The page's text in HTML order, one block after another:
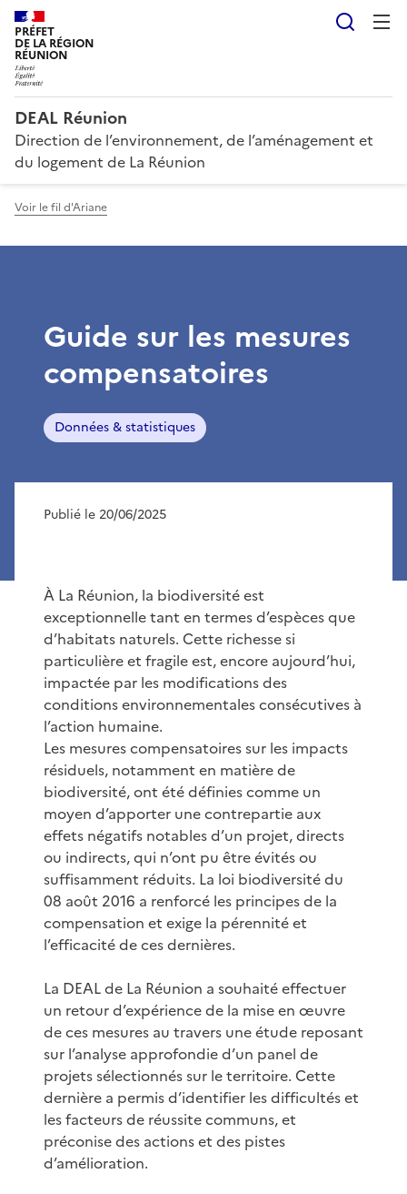
PRÉFET
DE LA RÉGION
RÉUNION
DEAL Réunion
Direction de l’environnement, de l’aménagement et
du logement de La Réunion
Voir le fil d'Ariane
Guide sur les mesures
compensatoires
Données & statistiques
Publié le 20/06/2025
À La Réunion, la biodiversité est
exceptionnelle tant en termes d’espèces que
d’habitats naturels. Cette richesse si
particulière et fragile est, encore aujourd’hui,
impactée par les modifications des
conditions environnementales consécutives à
l’action humaine.
Les mesures compensatoires sur les impacts
résiduels, notamment en matière de
biodiversité, ont été définies comme un
moyen d’apporter une contrepartie aux
effets négatifs notables d’un projet, directs
ou indirects, qui n’ont pu être évités ou
suffisamment réduits. La loi biodiversité du
08 août 2016 a renforcé les principes de la
compensation et exige la pérennité et
l’efficacité de ces dernières.
La DEAL de La Réunion a souhaité effectuer
un retour d’expérience de la mise en œuvre
de ces mesures au travers une étude reposant
sur l’analyse approfondie d’un panel de
projets sélectionnés sur le territoire. Cette
dernière a permis d’identifier les difficultés et
les facteurs de réussite communs, et
préconise des actions et des pistes
d’amélioration.